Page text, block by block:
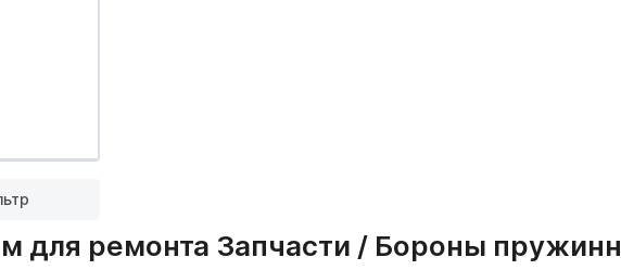
для ремонта Запчасти / Бороны